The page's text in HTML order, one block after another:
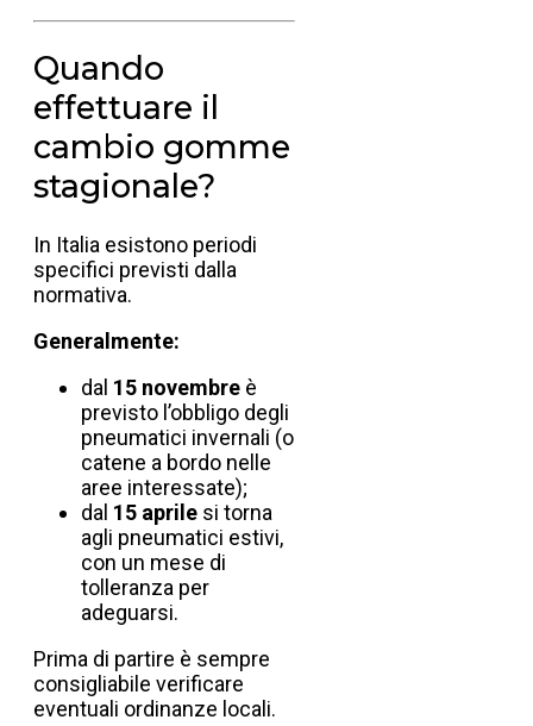
Quando
effettuare il
cambio gomme
stagionale?
In Italia esistono periodi
specifici previsti dalla
normativa.
Generalmente:
dal 15 novembre è
previsto l’obbligo degli
pneumatici invernali (o
catene a bordo nelle
aree interessate);
dal 15 aprile si torna
agli pneumatici estivi,
con un mese di
tolleranza per
adeguarsi.
Prima di partire è sempre
consigliabile verificare
eventuali ordinanze locali.